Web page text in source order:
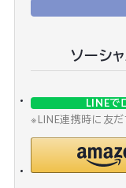
ソーシ
LINEで
※LINE連携時に友だ